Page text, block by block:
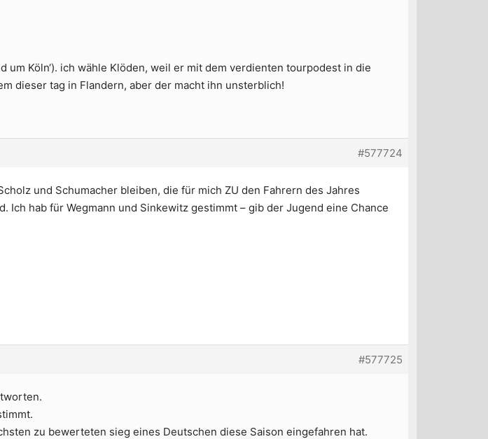
um Köln‘). ich wähle Klöden, weil er mit dem verdienten tourpodest in die
dieser tag in Flandern, aber der macht ihn unsterblich!
#577724
und Schumacher bleiben, die für mich ZU den Fahrern des Jahres
Ich hab für Wegmann und Sinkewitz gestimmt – gib der Jugend eine Chance
#577725
zu bewerteten sieg eines Deutschen diese Saison eingefahren hat.